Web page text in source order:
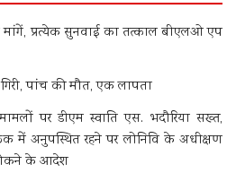
प्रत्येक सुनवाई का तत्काल बीएलओ एप
पांच की मौत, एक लापता
पर डीएम स्वाति एस. भदौरिया सख्त,
में अनुपस्थित रहने पर लोनिवि के अधीक्षण
के आदेश